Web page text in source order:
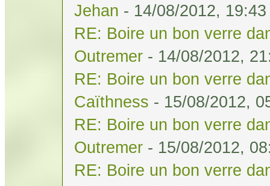
Jehan - 14/08/2012, 19:43
RE: Boire un bon verre
Outremer - 14/08/2012,
RE: Boire un bon verre
Caïthness - 15/08/2012,
RE: Boire un bon verre
Outremer - 15/08/2012,
RE: Boire un bon verre